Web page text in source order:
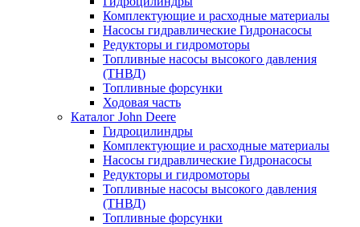
Комплектующие и расходные материалы
Насосы гидравлические Гидронасосы
Редукторы и гидромоторы
Топливные насосы высокого давления
(ТНВД)
Топливные форсунки
Ходовая часть
Каталог John Deere
Гидроцилиндры
Комплектующие и расходные материалы
Насосы гидравлические Гидронасосы
Редукторы и гидромоторы
Топливные насосы высокого давления
(ТНВД)
Топливные форсунки